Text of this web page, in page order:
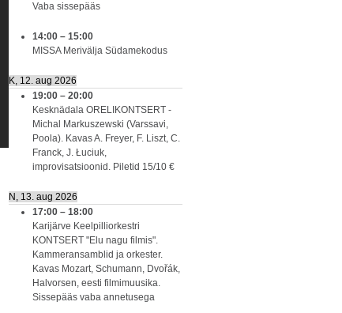
Vaba sissepääs
14:00 – 15:00
MISSA Merivälja Südamekodus
K, 12. aug 2026
19:00 – 20:00
Kesknädala ORELIKONTSERT -
Michal Markuszewski (Varssavi,
Poola). Kavas A. Freyer, F. Liszt, C.
Franck, J. Łuciuk,
improvisatsioonid. Piletid 15/10 €
N, 13. aug 2026
17:00 – 18:00
Karijärve Keelpilliorkestri
KONTSERT "Elu nagu filmis".
Kammeransamblid ja orkester.
Kavas Mozart, Schumann, Dvořák,
Halvorsen, eesti filmimuusika.
Sissepääs vaba annetusega